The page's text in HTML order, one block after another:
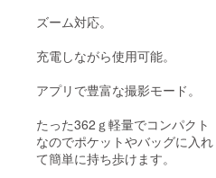
ズーム対応。
充電しながら使用可能。
アプリで豊富な撮影モード。
たった362ｇ軽量でコンパクト
なのでポケットやバッグに入れ
て簡単に持ち歩けます。